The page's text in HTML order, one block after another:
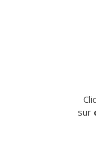
sur